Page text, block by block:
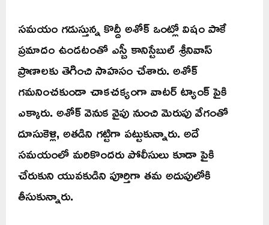
సమయం గడుస్తున్న కొద్దీ అశోక్ ఒంట్లో విషం పాకే
ప్రమాదం ఉండటంతో ఎస్బీ కానిస్టేబుల్ శ్రీనివాస్
ప్రాణాలకు తెగించి సాహసం చేశారు. అశోక్
గమనించకుండా చాకచక్యంగా వాటర్ ట్యాంక్ పైకి
ఎక్కారు. అశోక్ వెనుక వైపు నుంచి మెరుపు వేగంతో
దూసుకెళ్లి, అతడిని గట్టిగా పట్టుకున్నారు. అదే
సమయంలో మరికొందరు పోలీసులు కూడా పైకి
చేరుకుని యువకుడిని పూర్తిగా తమ అదుపులోకి
తీసుకున్నారు.